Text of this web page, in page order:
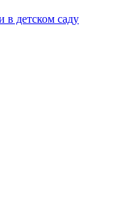
в детском саду